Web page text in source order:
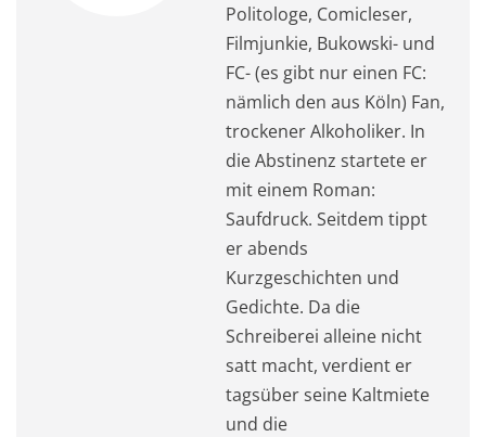
Politologe, Comicleser,
Filmjunkie, Bukowski- und
FC- (es gibt nur einen FC:
nämlich den aus Köln) Fan,
trockener Alkoholiker. In
die Abstinenz startete er
mit einem Roman:
Saufdruck. Seitdem tippt
er abends
Kurzgeschichten und
Gedichte. Da die
Schreiberei alleine nicht
satt macht, verdient er
tagsüber seine Kaltmiete
und die